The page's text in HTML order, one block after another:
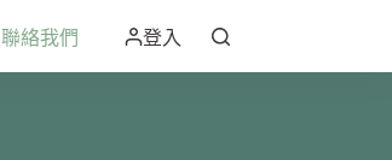
聯絡我們 登入